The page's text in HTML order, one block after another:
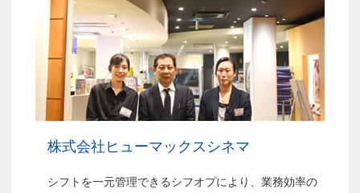
株式会社ヒューマックスシネマ
シフトを一元管理できるシフオプにより、業務効率の